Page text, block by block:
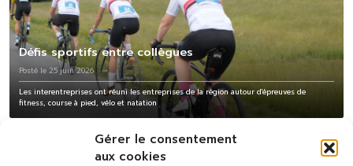
Gérer le consentement
aux cookies
Défis sportifs entre collègues
Posté le 25 juin 2026
Les interentreprises ont réuni les entreprises de la région autour d'épreuves de
fitness, course à pied, vélo et natation